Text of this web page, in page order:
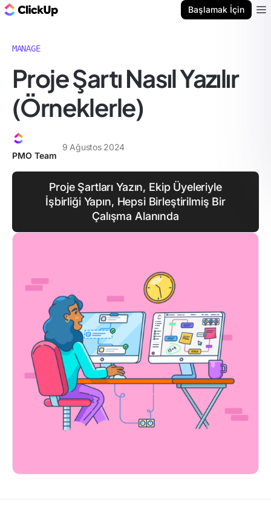
Başlamak İçin
MANAGE
Proje Şartı Nasıl Yazılır
(Örneklerle)
PMO Team
9 Ağustos 2024
Proje Şartları Yazın, Ekip Üyeleriyle
İşbirliği Yapın, Hepsi Birleştirilmiş Bir
Çalışma Alanında